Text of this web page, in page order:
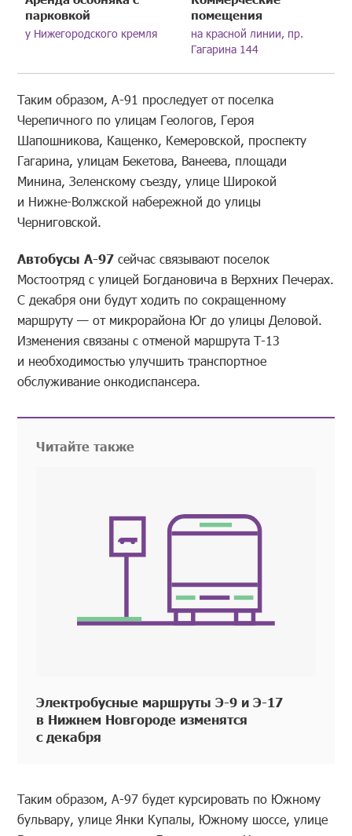
парковкой
у Нижегородского кремля
помещения
на красной линии, пр.
Гагарина 144
Таким образом, А-91 проследует от поселка
Черепичного по улицам Геологов, Героя
Шапошникова, Кащенко, Кемеровской, проспекту
Гагарина, улицам Бекетова, Ванеева, площади
Минина, Зеленскому съезду, улице Широкой
и Нижне-Волжской набережной до улицы
Черниговской.
Автобусы А-97 сейчас связывают поселок
Мостоотряд с улицей Богдановича в Верхних Печерах.
С декабря они будут ходить по сокращенному
маршруту — от микрорайона Юг до улицы Деловой.
Изменения связаны с отменой маршрута Т-13
и необходимостью улучшить транспортное
обслуживание онкодиспансера.
Читайте также
Электробусные маршруты Э-9 и Э-17
в Нижнем Новгороде изменятся
с декабря
Таким образом, А-97 будет курсировать по Южному
бульвару, улице Янки Купалы, Южному шоссе, улице